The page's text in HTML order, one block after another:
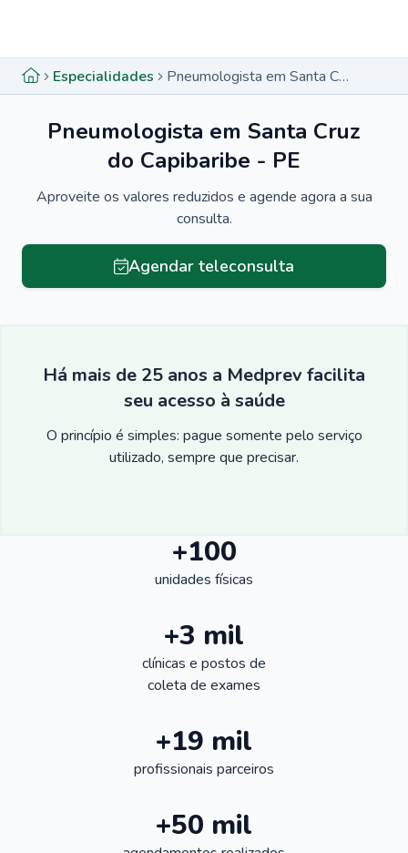
Especialidades Pneumologista em Santa Cruz do Capibaribe - PE
Pneumologista em Santa Cruz
do Capibaribe - PE
Aproveite os valores reduzidos e agende agora a sua
consulta.
Agendar teleconsulta
Há mais de 25 anos a Medprev facilita
seu acesso à saúde
O princípio é simples: pague somente pelo serviço
utilizado, sempre que precisar.
+100
unidades físicas
+3 mil
clínicas e postos de
coleta de exames
+19 mil
profissionais parceiros
+50 mil